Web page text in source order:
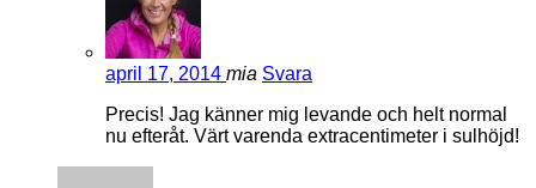
april 17, 2014 mia Svara
Precis! Jag känner mig levande och helt normal
nu efteråt. Värt varenda extracentimeter i sulhöjd!